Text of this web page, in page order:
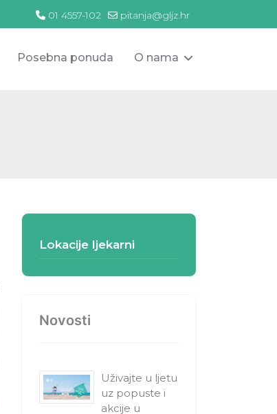
01 4557-102 pitanja@gljz.hr
Posebna ponuda O nama
Lokacije ljekarni
Novosti
Uživajte u ljetu
uz popuste i
akcije u